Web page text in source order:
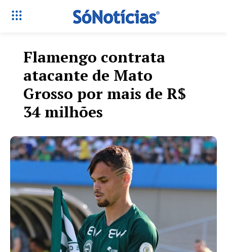
Flamengo contrata
atacante de Mato
Grosso por mais de R$
34 milhões